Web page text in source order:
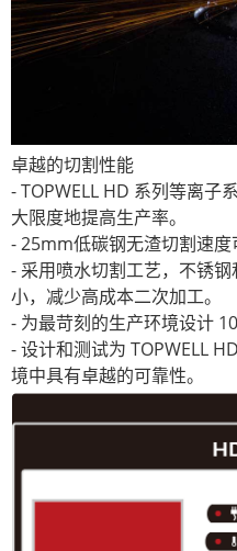
卓越的切割性能
- TOPWELL HD 系列等离子
大限度地提高生产率。
- 25mm低碳钢无渣切割速度
- 采用喷水切割工艺，不锈
小，减少高成本二次加工。
- 为最苛刻的生产环境设计
- 设计和测试为 TOPWELL
境中具有卓越的可靠性。